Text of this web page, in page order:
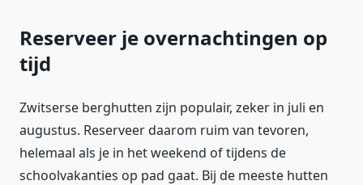
Reserveer je overnachtingen op
tijd
Zwitserse berghutten zijn populair, zeker in juli en
augustus. Reserveer daarom ruim van tevoren,
helemaal als je in het weekend of tijdens de
schoolvakanties op pad gaat. Bij de meeste hutten